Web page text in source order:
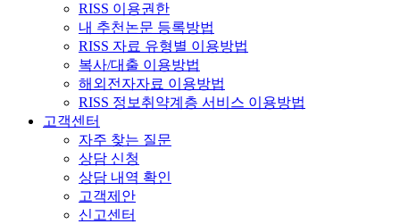
RISS 이용권한
내 추천논문 등록방법
RISS 자료 유형별 이용방법
복사/대출 이용방법
해외전자자료 이용방법
RISS 정보취약계층 서비스 이용방법
고객센터
자주 찾는 질문
상담 신청
상담 내역 확인
고객제안
신고센터